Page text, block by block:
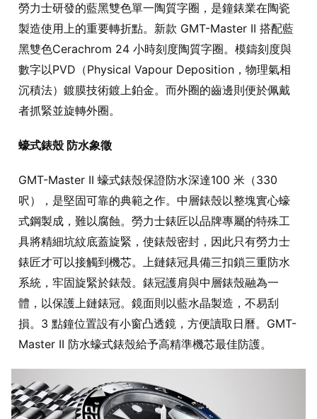
勞力士研發的藍黑雙色單一陶質字圈，是鐘錶業在陶瓷
製造使用上的重要轉折點。新款 GMT-Master II 搭配藍
黑雙色Cerachrom 24 小時刻度陶質字圈。模鑄刻度與
數字以PVD（Physical Vapour Deposition，物理氣相
沉積法）鍍膜技術鍍上鉑金。而外圈的齒邊則便於佩戴
者抓緊並旋轉外圈。
蠔式錶殼 防水象徵
GMT-Master II 蠔式錶殼保證防水深達100 米（330
呎），是堅固可靠的典範之作。中層錶殼以整塊實心蠔
式鋼製成，難以腐蝕。勞力士錶匠以品牌專屬的特殊工
具將精細坑紋底蓋旋緊，使錶殼密封，因此只有勞力士
錶匠才可以接觸到機芯。上鏈錶冠具備三扣鎖三重防水
系統，牢固旋緊於錶殼。錶冠護肩與中層錶殼融為一
體，以保護上鏈錶冠。鏡面則以藍水晶製造，不易刮
損。3 點鐘位置設有小窗凸透鏡，方便讀取日曆。GMT-
Master II 防水蠔式錶殼給予高精準機芯最佳防護。